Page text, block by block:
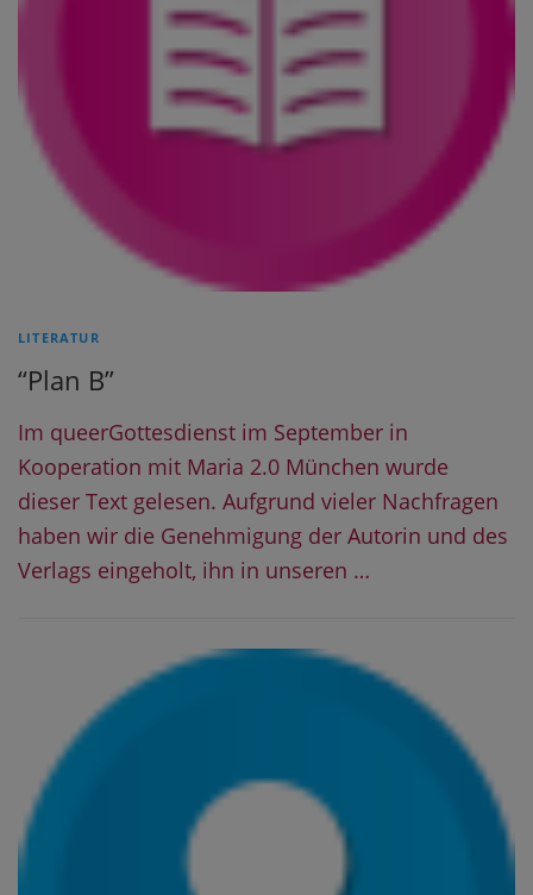
LITERATUR
“Plan B”
Im queerGottesdienst im September in
Kooperation mit Maria 2.0 München wurde
dieser Text gelesen. Aufgrund vieler Nachfragen
haben wir die Genehmigung der Autorin und des
Verlags eingeholt, ihn in unseren …